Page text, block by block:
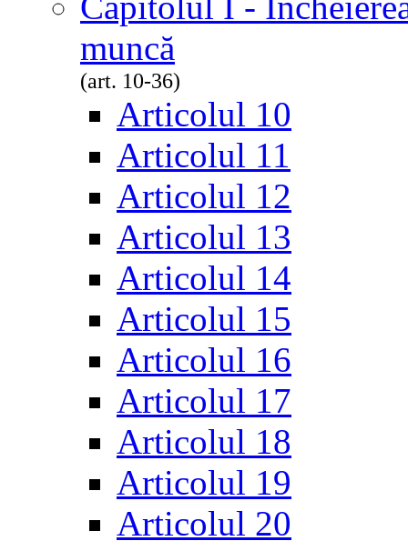
muncă
(art. 10-36)
Articolul 10
Articolul 11
Articolul 12
Articolul 13
Articolul 14
Articolul 15
Articolul 16
Articolul 17
Articolul 18
Articolul 19
Articolul 20